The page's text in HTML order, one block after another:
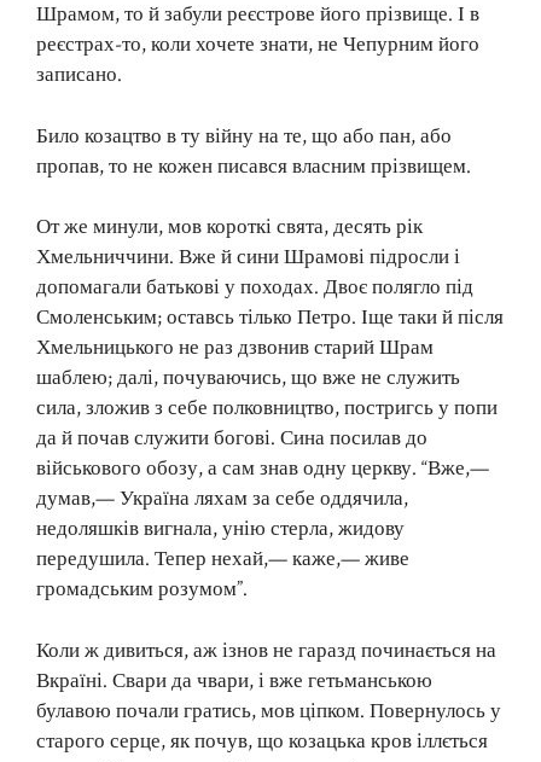
Шрамом, то й забули реєстрове його прізвище. І в
реєстрах-то, коли хочете знати, не Чепурним його
записано.
Било козацтво в ту війну на те, що або пан, або
пропав, то не кожен писався власним прізвищем.
От же минули, мов короткі свята, десять рік
Хмельниччини. Вже й сини Шрамові підросли і
допомагали батькові у походах. Двоє полягло під
Смоленським; оставсь тілько Петро. Іще таки й після
Хмельницького не раз дзвонив старий Шрам
шаблею; далі, почуваючись, що вже не служить
сила, зложив з себе полковництво, постригсь у попи
да й почав служити богові. Сина посилав до
військового обозу, а сам знав одну церкву. “Вже,—
думав,— Україна ляхам за себе оддячила,
недоляшків вигнала, унію стерла, жидову
передушила. Тепер нехай,— каже,— живе
громадським розумом”.
Коли ж дивиться, аж ізнов не гаразд починається на
Вкраїні. Свари да чвари, і вже гетьманською
булавою почали гратись, мов ціпком. Повернулось у
старого серце, як почув, що козацька кров іллється